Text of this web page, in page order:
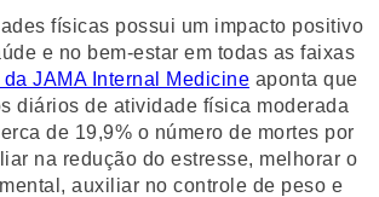
físicas possui um impacto positivo
e no bem-estar em todas as faixas
JAMA Internal Medicine aponta que
diários de atividade física moderada
de 19,9% o número de mortes por
na redução do estresse, melhorar o
auxiliar no controle de peso e